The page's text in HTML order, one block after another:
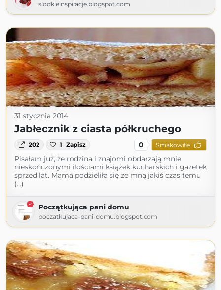
slodkieinspiracje.blogspot.com
31 stycznia 2014
Jabłecznik z ciasta półkruchego
202 1 Zapisz 0 Smakowite
Pisałam już, że rodzina i znajomi obdarzają mnie
nieskończonymi ilościami książek kucharskich i gazetek
sprzed lat. Mama podzieliła się ze mną jakiś czas temu
(...)
Początkująca pani domu
poczatkujaca-pani-domu.blogspot.com